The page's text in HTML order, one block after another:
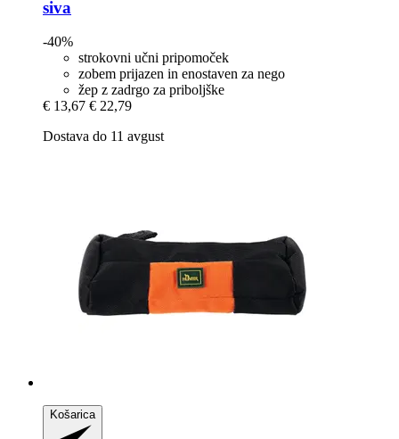
siva
-40%
strokovni učni pripomoček
zobem prijazen in enostaven za nego
žep z zadrgo za priboljške
€ 13,67 € 22,79
Dostava do 11 avgust
Košarica